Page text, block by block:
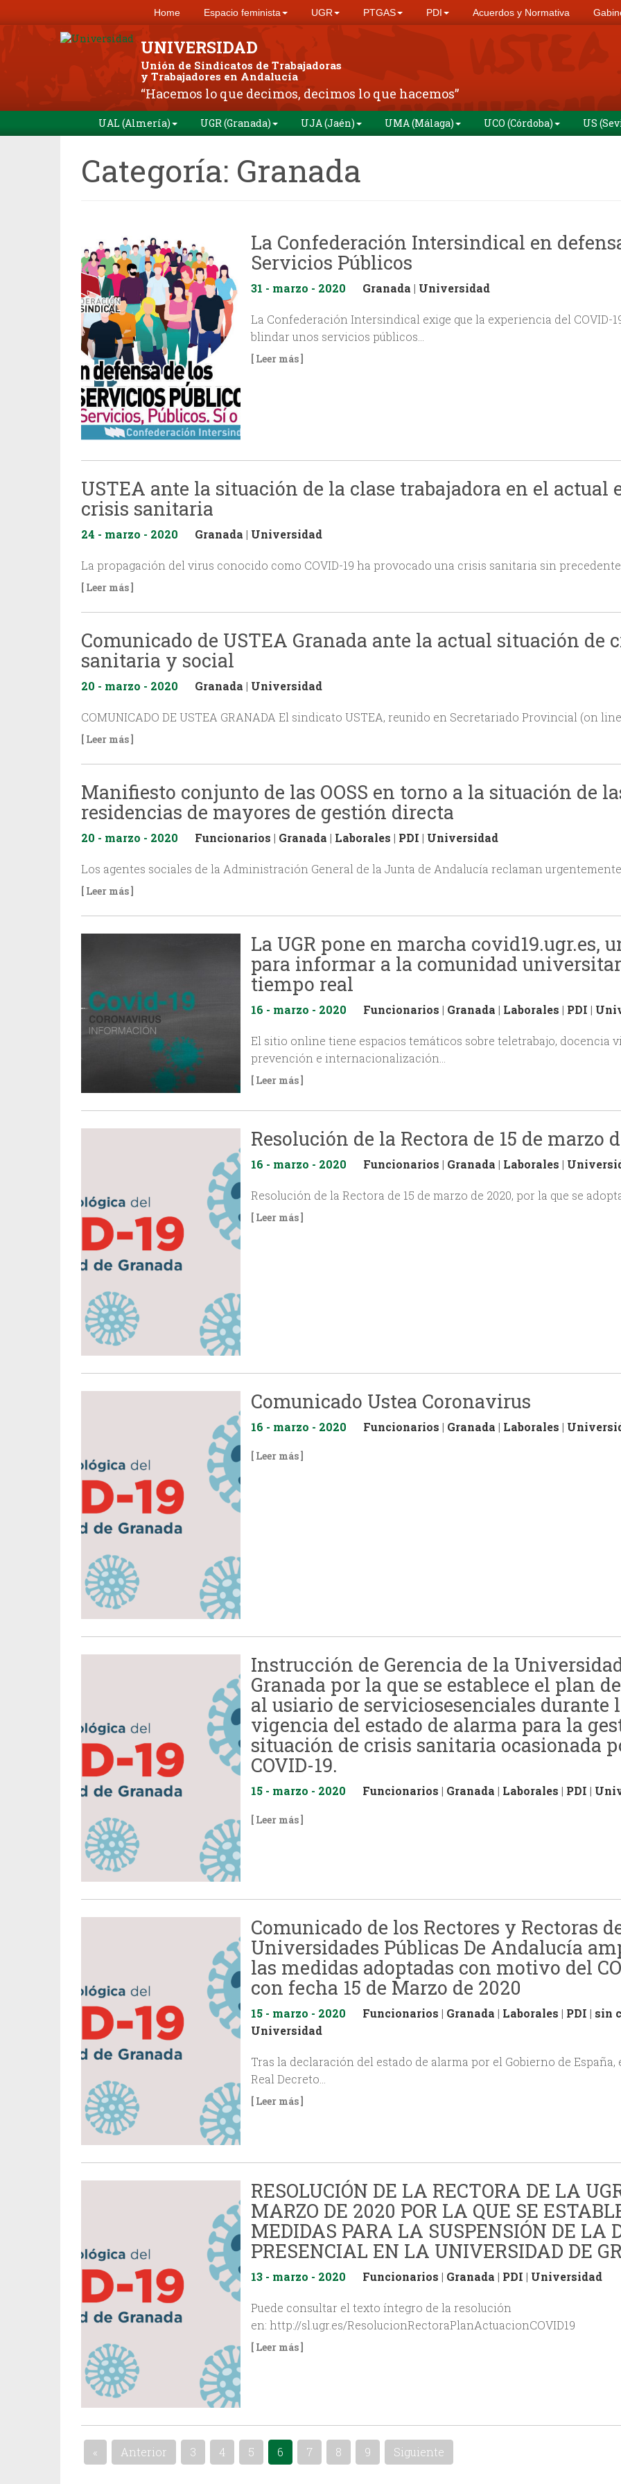
Home Espacio feminista UGR PTGAS PDI Acuerdos y Normativa
UNIVERSIDAD
Unión de Sindicatos de Trabajadoras
y Trabajadores en Andalucía
“Hacemos lo que decimos, decimos lo que hacemos”
UAL (Almería) UGR (Granada) UJA (Jaén) UMA (Málaga) UCO (Córdoba) US
Categoría: Granada
La Confederación Intersindical en
Servicios Públicos
31 - marzo - 2020 Granada | Universidad
La Confederación Intersindical exige que la experiencia del COVID-
blindar unos servicios públicos…
[ Leer más ]
USTEA ante la situación de la clase trabajadora en el actual
crisis sanitaria
24 - marzo - 2020 Granada | Universidad
La propagación del virus conocido como COVID-19 ha provocado una crisis sanitaria sin
[ Leer más ]
Comunicado de USTEA Granada ante la actual situación de
sanitaria y social
20 - marzo - 2020 Granada | Universidad
COMUNICADO DE USTEA GRANADA El sindicato USTEA, reunido en Secretariado Provincial (on
[ Leer más ]
Manifiesto conjunto de las OOSS en torno a la situación de
residencias de mayores de gestión directa
20 - marzo - 2020 Funcionarios | Granada | Laborales | PDI | Universidad
Los agentes sociales de la Administración General de la Junta de Andalucía reclaman
[ Leer más ]
La UGR pone en marcha covid19.ugr.es,
para informar a la comunidad
tiempo real
16 - marzo - 2020 Funcionarios | Granada | Laborales | PDI |
El sitio online tiene espacios temáticos sobre teletrabajo, docencia
prevención e internacionalización…
[ Leer más ]
Resolución de la Rectora de 15 de marzo
16 - marzo - 2020 Funcionarios | Granada | Laborales |
Resolución de la Rectora de 15 de marzo de 2020, por la que se
[ Leer más ]
Comunicado Ustea Coronavirus
16 - marzo - 2020 Funcionarios | Granada | Laborales |
[ Leer más ]
Instrucción de Gerencia de la
Granada por la que se establece el plan
al usiario de serviciosesenciales durante
vigencia del estado de alarma para la
situación de crisis sanitaria ocasionada
COVID-19.
15 - marzo - 2020 Funcionarios | Granada | Laborales | PDI |
[ Leer más ]
Comunicado de los Rectores y Rectoras
Universidades Públicas De Andalucía
las medidas adoptadas con motivo del
con fecha 15 de Marzo de 2020
15 - marzo - 2020 Funcionarios | Granada | Laborales | PDI | sin
Universidad
Tras la declaración del estado de alarma por el Gobierno de
Real Decreto…
[ Leer más ]
RESOLUCIÓN DE LA RECTORA DE LA
MARZO DE 2020 POR LA QUE SE
MEDIDAS PARA LA SUSPENSIÓN DE LA
PRESENCIAL EN LA UNIVERSIDAD DE
13 - marzo - 2020 Funcionarios | Granada | PDI | Universidad
Puede consultar el texto íntegro de la resolución
en: http://sl.ugr.es/ResolucionRectoraPlanActuacionCOVID19
[ Leer más ]
« Anterior 3 4 5 6 7 8 9 Siguiente